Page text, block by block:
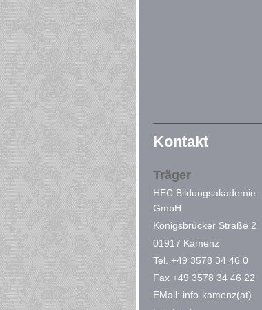
Kontakt
Träger
HEC Bildungsakademie
GmbH
Königsbrücker Straße 2
01917 Kamenz
Tel. +49 3578 34 46 0
Fax +49 3578 34 46 22
EMail: info-kamenz(at)